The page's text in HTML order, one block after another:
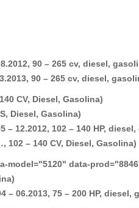
90 – 265 cv, diesel,
90 – 265 cv, diesel,
CV, Diesel, Gasolina)
Diesel, Gasolina)
12.2012, 102 – 140 HP,
102 – 140 CV, Diesel, Gasolina)
data-
– 06.2013, 75 – 200 HP,